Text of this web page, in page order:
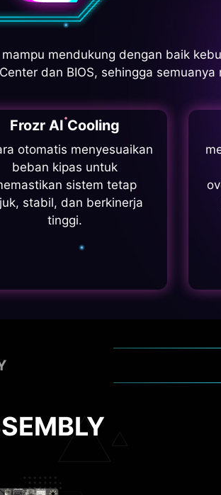
mendukung dengan baik
dan BIOS, sehingga
Frozr AI Cooling
otomatis menyesuaikan
beban kipas untuk
sistem tetap
stabil, dan berkinerja
tinggi.